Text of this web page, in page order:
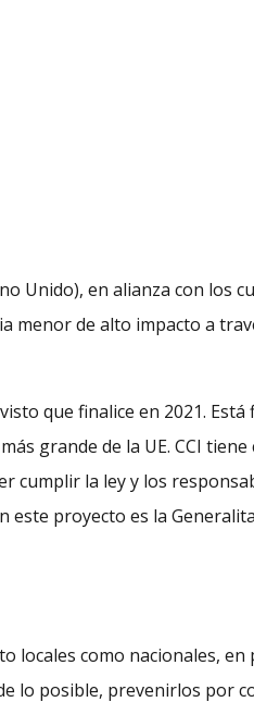
Unido), en alianza con los
menor de alto impacto a
que finalice en 2021.
grande de la UE. CCI
cumplir la ley y los
proyecto es la
locales como nacionales,
lo posible, prevenirlos por